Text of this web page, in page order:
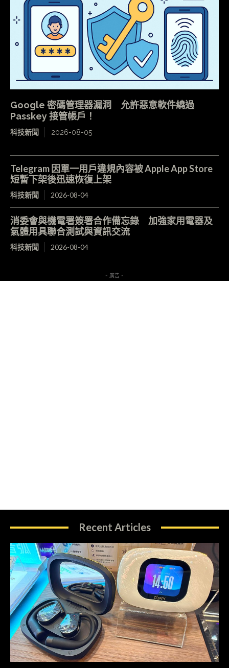
Google 密碼管理器漏洞 允許惡意軟件繞過
Passkey 接管帳戶！
科技新聞 2026-08-05
Telegram 因單一用戶違規內容被 Apple App Store
短暫下架後迅速恢復上架
科技新聞 2026-08-04
消委會與機電署簽署合作備忘錄 加強家用電器及
氣體用具聯合測試與資訊交流
科技新聞 2026-08-04
- 廣告 -
Recent Articles